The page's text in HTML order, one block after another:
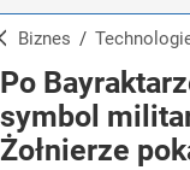
Biznes /
Po
symbol
Żołnierze